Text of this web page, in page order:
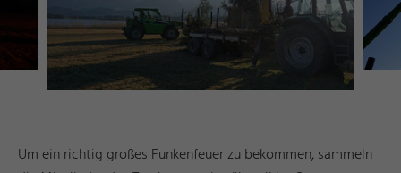
Um ein richtig großes Funkenfeuer zu bekommen, sammeln